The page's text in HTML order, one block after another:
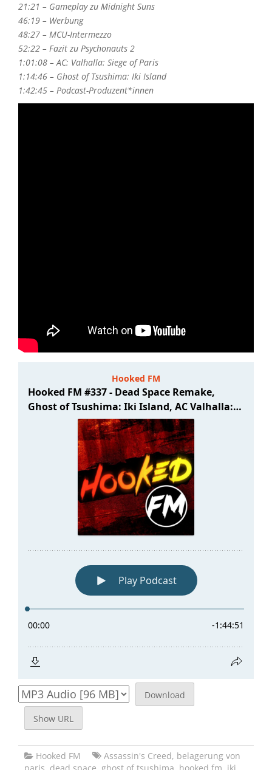
21:21 – Gameplay zu Midnight Suns
46:19 – Werbung
48:27 – MCU-Intermezzo
52:22 – Fazit zu Psychonauts 2
1:01:08 – AC: Valhalla: Siege of Paris
1:14:46 – Ghost of Tsushima: Iki Island
1:42:45 – Podcast-Produzent*innen
Download
Show URL
Hooked FM Assassin's Creed, belagerung von